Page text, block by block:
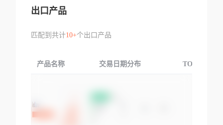
出口产品
匹配到共计10+个出口产品
产品名称 交易日期分布 TOP3交易国